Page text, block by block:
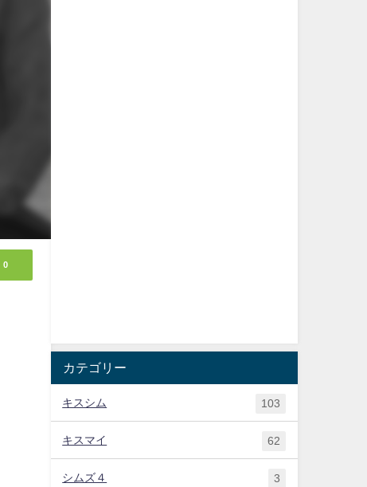
0
カテゴリー
キスシム 103
キスマイ 62
シムズ４ 3